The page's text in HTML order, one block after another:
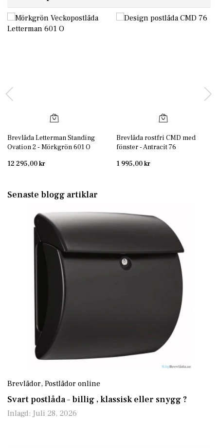
Brevlåda Letterman Standing
Ovation 2 - Mörkgrön 601 O
12 295,00 kr
Brevlåda rostfri CMD med
fönster - Antracit 76
1 995,00 kr
Senaste blogg artiklar
Brevlådor, Postlådor online
Svart postlåda – billig , klassisk eller snygg ?
Inlagd: Juli 28, 2026